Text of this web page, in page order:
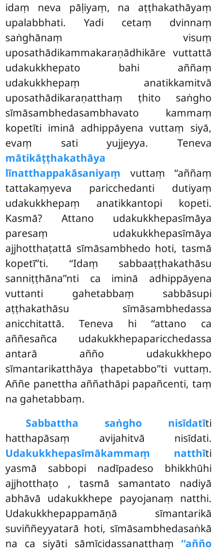
idaṃ neva pāḷiyaṃ, na aṭṭhakathāyaṃ
upalabbhati. Yadi cetaṃ dvinnaṃ
saṅghānaṃ visuṃ
uposathādikammakaraṇādhikāre vuttattā
udakukkhepato bahi aññaṃ
udakukkhepaṃ anatikkamitvā
uposathādikaraṇatthaṃ ṭhito saṅgho
sīmāsambhedasambhavato kammaṃ
kopetīti iminā adhippāyena vuttaṃ siyā,
evaṃ sati yujjeyya. Teneva
mātikāṭṭhakathāya
līnatthappakāsaniyaṃ vuttaṃ ‘‘aññaṃ
tattakaṃyeva paricchedanti dutiyaṃ
udakukkhepaṃ anatikkantopi kopeti.
Kasmā? Attano udakukkhepasīmāya
paresaṃ udakukkhepasīmāya
ajjhotthaṭattā sīmāsambhedo hoti, tasmā
kopetī’’ti. ‘‘Idaṃ sabbaaṭṭhakathāsu
sanniṭṭhāna’’nti ca iminā adhippāyena
vuttanti gahetabbaṃ sabbāsupi
aṭṭhakathāsu sīmāsambhedassa
anicchitattā. Teneva hi ‘‘attano ca
aññesañca udakukkhepaparicchedassa
antarā añño udakukkhepo
sīmantarikatthāya ṭhapetabbo’’ti vuttaṃ.
Aññe panettha aññathāpi papañcenti, taṃ
na gahetabbaṃ.
Sabbattha saṅgho nisīdatīti
hatthapāsaṃ avijahitvā nisīdati.
Udakukkhepasīmākammaṃ natthīti
yasmā sabbopi nadīpadeso bhikkhūhi
ajjhotthaṭo , tasmā samantato nadiyā
abhāvā udakukkhepe payojanaṃ natthi.
Udakukkhepappamāṇā sīmantarikā
suviññeyyatarā hoti, sīmāsambhedasaṅkā
na ca siyāti sāmīcidassanatthaṃ ‘‘añño